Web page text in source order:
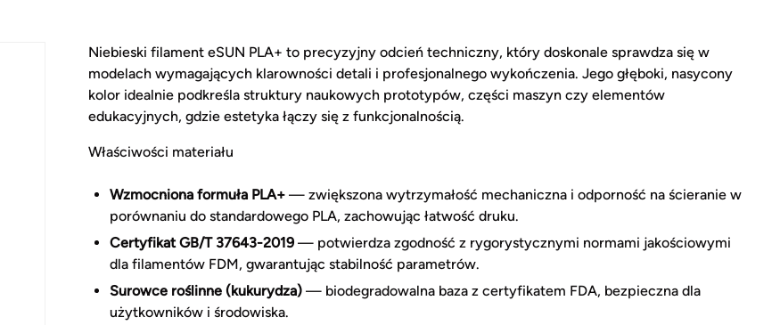
Niebieski filament eSUN PLA+ to precyzyjny odcień techniczny, który doskonale sprawdza się w
modelach wymagających klarowności detali i profesjonalnego wykończenia. Jego głęboki, nasycony
kolor idealnie podkreśla struktury naukowych prototypów, części maszyn czy elementów
edukacyjnych, gdzie estetyka łączy się z funkcjonalnością.
Właściwości materiału
Wzmocniona formuła PLA+ — zwiększona wytrzymałość mechaniczna i odporność na ścieranie w
porównaniu do standardowego PLA, zachowując łatwość druku.
Certyfikat GB/T 37643-2019 — potwierdza zgodność z rygorystycznymi normami jakościowymi
dla filamentów FDM, gwarantując stabilność parametrów.
Surowce roślinne (kukurydza) — biodegradowalna baza z certyfikatem FDA, bezpieczna dla
użytkowników i środowiska.